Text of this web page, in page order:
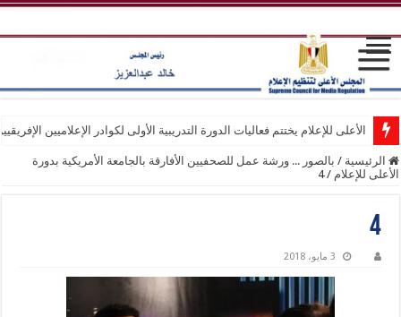
الأعلى للإعلام يختتم فعاليات الدورة التدريبية الأولى لكوادر الإعلاميين
الرئيسية / بالصور ... ورشة عمل للصحفيين الأفارقة بالجامعة الأمريكية بدورة
الأعلى للإعلام /
4
4
3 مايو، 2018